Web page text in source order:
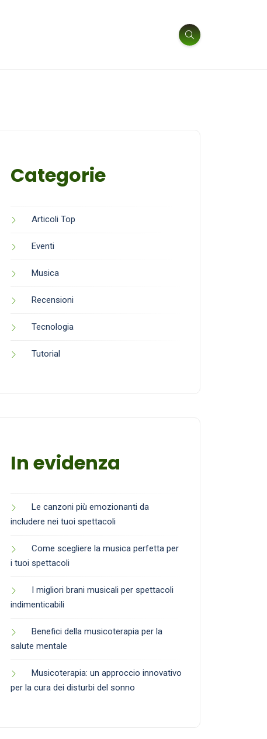
Categorie
Articoli Top
Eventi
Musica
Recensioni
Tecnologia
Tutorial
In evidenza
Le canzoni più emozionanti da
includere nei tuoi spettacoli
Come scegliere la musica perfetta per
i tuoi spettacoli
I migliori brani musicali per spettacoli
indimenticabili
Benefici della musicoterapia per la
salute mentale
Musicoterapia: un approccio innovativo
per la cura dei disturbi del sonno